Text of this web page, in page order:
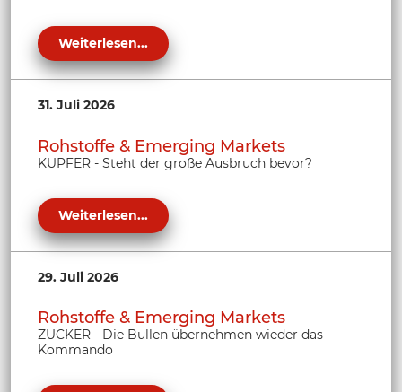
Weiterlesen...
31. Juli 2026
Rohstoffe & Emerging Markets
KUPFER - Steht der große Ausbruch bevor?
Weiterlesen...
29. Juli 2026
Rohstoffe & Emerging Markets
ZUCKER - Die Bullen übernehmen wieder das
Kommando